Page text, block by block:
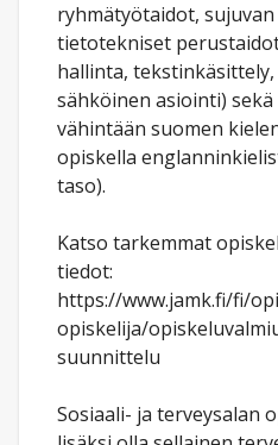
ryhmätyötaidot,
tietotekniset
hallinta,
sähköinen asiointi)
vähintään suomen
opiskella
taso).
Katso tarkemmat
tiedot:
https://www.jamk.fi/fi/
opiskelija/
suunnittelu
Sosiaali- ja terveysalan